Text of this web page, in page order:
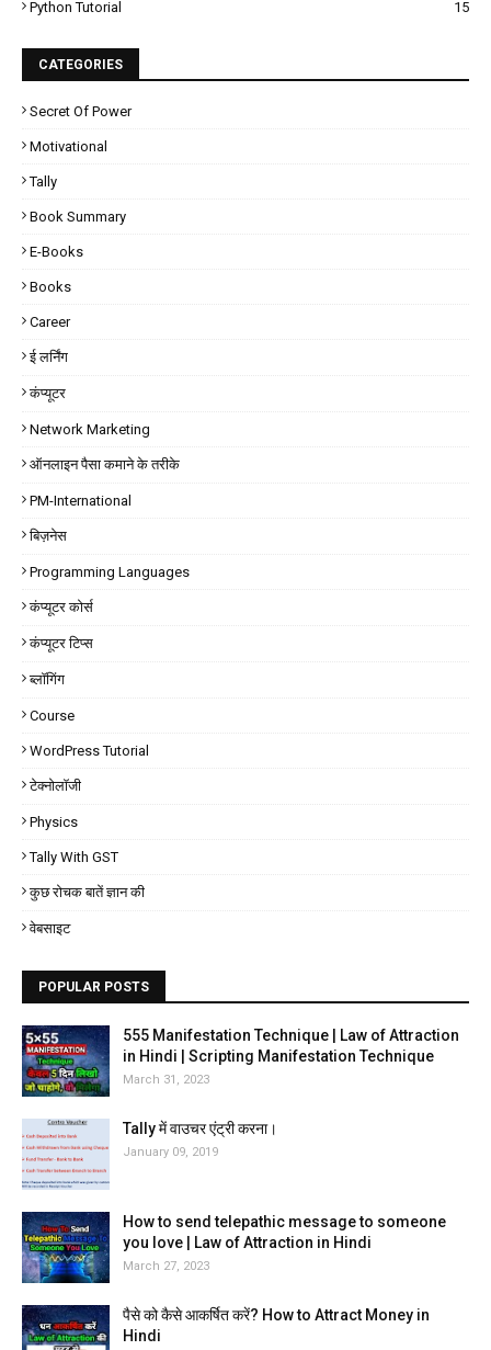
Python Tutorial 15
CATEGORIES
Secret Of Power
Motivational
Tally
Book Summary
E-Books
Books
Career
ई लर्निंग
कंप्यूटर
Network Marketing
ऑनलाइन पैसा कमाने के तरीके
PM-International
बिज़नेस
Programming Languages
कंप्यूटर कोर्स
कंप्यूटर टिप्स
ब्लॉगिंग
Course
WordPress Tutorial
टेक्नोलॉजी
Physics
Tally With GST
कुछ रोचक बातें ज्ञान की
वेबसाइट
POPULAR POSTS
555 Manifestation Technique | Law of Attraction
in Hindi | Scripting Manifestation Technique
March 31, 2023
Tally में वाउचर एंट्री करना।
January 09, 2019
How to send telepathic message to someone
you love | Law of Attraction in Hindi
March 27, 2023
पैसे को कैसे आकर्षित करें? How to Attract Money in
Hindi